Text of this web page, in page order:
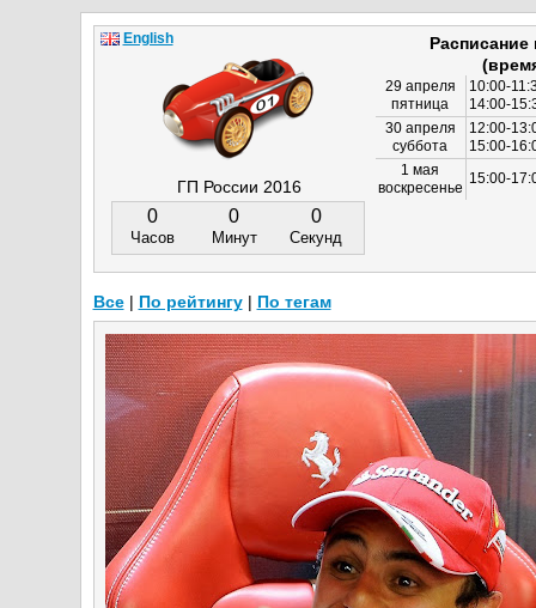
ГП России 2016
0
Часов
0
Минут
0
Секунд
29 апреля
пятница
10:00-
14:00-
30 апреля
суббота
12:00-
15:00-
1 мая
воскресенье
15:00-
English
Все| По рейтингу| По тегам